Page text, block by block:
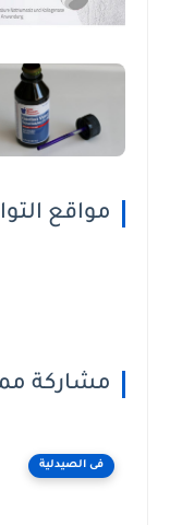
مواقع
مشاركة
فى الصيدلية